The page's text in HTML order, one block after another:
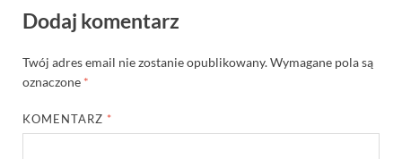
Dodaj komentarz
Twój adres email nie zostanie opublikowany.Wymagane pola są
oznaczone *
KOMENTARZ *